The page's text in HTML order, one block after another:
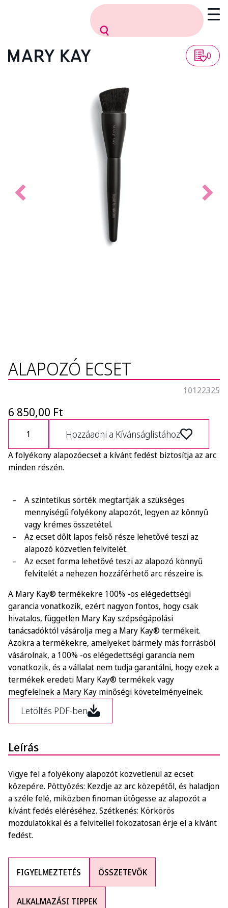
0
ALAPOZÓ ECSET
10122325
6 850,00 Ft
Hozzáadni a Kívánságlistához
A folyékony alapozóecset a kívánt fedést biztosítja az arc
minden részén.
A szintetikus sörték megtartják a szükséges
mennyiségű folyékony alapozót, legyen az könnyű
vagy krémes összetétel.
Az ecset dőlt lapos felső része lehetővé teszi az
alapozó közvetlen felvitelét.
Az ecset forma lehetővé teszi az alapozó könnyű
felvitelét a nehezen hozzáférhető arc részeire is.
A Mary Kay® termékekre 100% -os elégedettségi
garancia vonatkozik, ezért nagyon fontos, hogy csak
hivatalos, független Mary Kay szépségápolási
tanácsadóktól vásárolja meg a Mary Kay® termékeit.
Azokra a termékekre, amelyeket bármely más forrásból
vásárolnak, a 100% -os elégedettségi garancia nem
vonatkozik, és a vállalat nem tudja garantálni, hogy ezek a
termékek eredeti Mary Kay® termékek vagy
megfelelnek a Mary Kay minőségi követelményeinek.
Letöltés PDF-ben
Leírás
Vigye fel a folyékony alapozót közvetlenül az ecset
közepére. Pöttyözés: Kezdje az arc közepétől, és haladjon
a széle felé, miközben finoman ütögesse az alapozót a
kívánt fedés eléréséhez. Szétkenés: Körkörös
mozdulatokkal és a felvitellel fokozatosan érje el a kívánt
fedést.
FIGYELMEZTETÉS ÖSSZETEVŐK
ALKALMAZÁSI TIPPEK